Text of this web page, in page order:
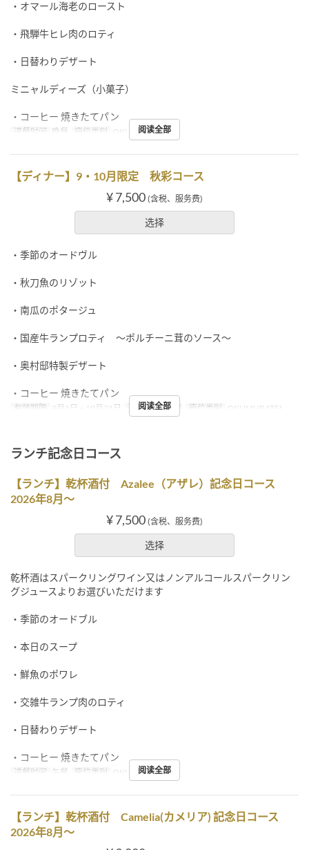
・オマール海老のロースト
・飛騨牛ヒレ肉のロティ
・日替わりデザート
ミニャルディーズ（小菓子）
・コーヒー 焼きたてパン
进餐时间 晚餐 座位类别 OKUMURATEI
阅读全部
【ディナー】9・10月限定 秋彩コース
¥ 7,500 (含税、服务费)
选择
・季節のオードヴル
・秋刀魚のリゾット
・南瓜のポタージュ
・国産牛ランプロティ ～ポルチーニ茸のソース～
・奥村邸特製デザート
・コーヒー 焼きたてパン
有效期限 9月1日 ~ 10月31日 进餐时间 晚餐 座位类别 OKUMURATEI
阅读全部
ランチ記念日コース
【ランチ】乾杯酒付 Azalee（アザレ）記念日コース
2026年8月～
¥ 7,500 (含税、服务费)
选择
乾杯酒はスパークリングワイン又はノンアルコールスパークリン
グジュースよりお選びいただけます
・季節のオードブル
・本日のスープ
・鮮魚のポワレ
・交雑牛ランプ肉のロティ
・日替わりデザート
・コーヒー 焼きたてパン
进餐时间 午餐 座位类别 OKUMURATEI
阅读全部
【ランチ】乾杯酒付 Camelia(カメリア) 記念日コース
2026年8月～